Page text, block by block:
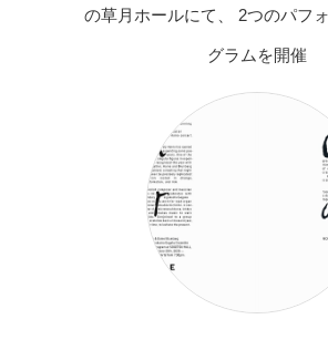
の草月ホールにて、 2つのパフ
グラムを開催